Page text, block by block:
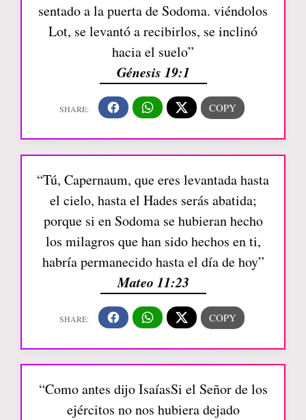
sentado a la puerta de Sodoma. viéndolos
Lot, se levantó a recibirlos, se inclinó
hacia el suelo”
Génesis 19:1
“Tú, Capernaum, que eres levantada hasta
el cielo, hasta el Hades serás abatida;
porque si en Sodoma se hubieran hecho
los milagros que han sido hechos en ti,
habría permanecido hasta el día de hoy”
Mateo 11:23
“Como antes dijo IsaíasSi el Señor de los
ejércitos no nos hubiera dejado